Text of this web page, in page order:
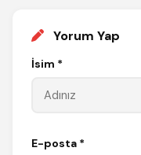
Yorum Yap
İsim *
E-posta *